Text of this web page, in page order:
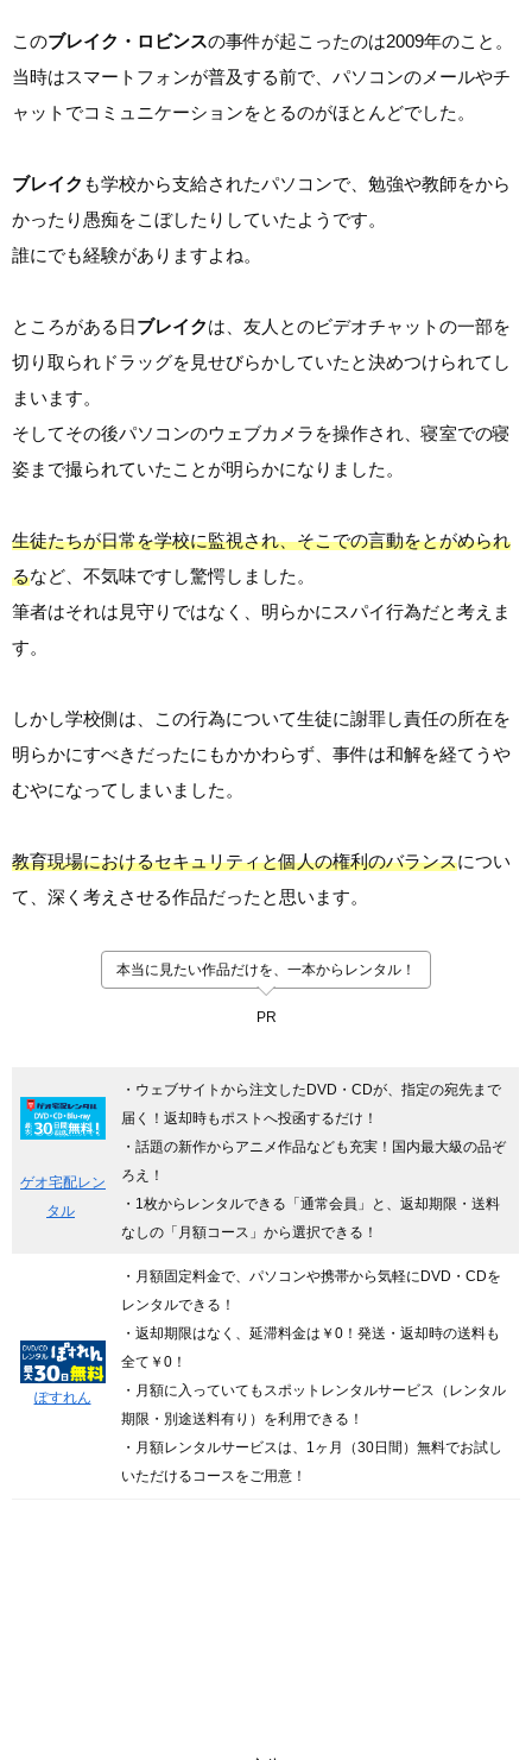
このブレイク・ロビンスの事件が起こったのは2009年のこと。
当時はスマートフォンが普及する前で、パソコンのメールやチ
ャットでコミュニケーションをとるのがほとんどでした。
ブレイク も学校から支給されたパソコンで、勉強や教師をから
かったり愚痴をこぼしたりしていたようです。
誰にでも経験がありますよね。
ところがある日ブレイクは、友人とのビデオチャットの一部を
切り取られドラッグを見せびらかしていたと決めつけられてし
まいます。
そしてその後パソコンのウェブカメラを操作され、寝室での寝
姿まで撮られていたことが明らかになりました。
生徒たちが日常を学校に監視され、そこでの言動をとがめられ
るなど、不気味ですし驚愕しました。
筆者はそれは見守りではなく、明らかにスパイ行為だと考えま
す。
しかし学校側は、この行為について生徒に謝罪し責任の所在を
明らかにすべきだったにもかかわらず、事件は和解を経てうや
むやになってしまいました。
教育現場におけるセキュリティと個人の権利のバランスについ
て、深く考えさせる作品だったと思います。
本当に見たい作品だけを、一本からレンタル！
PR
ゲオ宅配レン
タル
・ウェブサイトから注文したDVD・CDが、指定の宛先まで
届く！返却時もポストへ投函するだけ！
・話題の新作からアニメ作品なども充実！国内最大級の品ぞ
ろえ！
・1枚からレンタルできる「通常会員」と、返却期限・送料
なしの「月額コース」から選択できる！
ぽすれん
・月額固定料金で、パソコンや携帯から気軽にDVD・CDを
レンタルできる！
・返却期限はなく、延滞料金は￥0！発送・返却時の送料も
全て￥0！
・月額に入っていてもスポットレンタルサービス（レンタル
期限・別途送料有り）を利用できる！
・月額レンタルサービスは、1ヶ月（30日間）無料でお試し
いただけるコースをご用意！